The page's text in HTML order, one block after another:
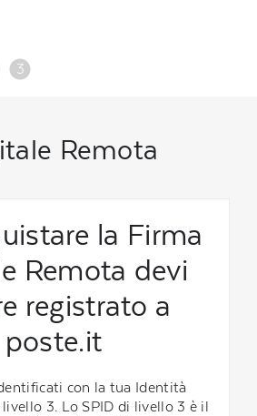
3
Remota
la Firma
Remota devi
registrato a
poste.it
con la tua Identità
3. Lo SPID di livello 3 è il